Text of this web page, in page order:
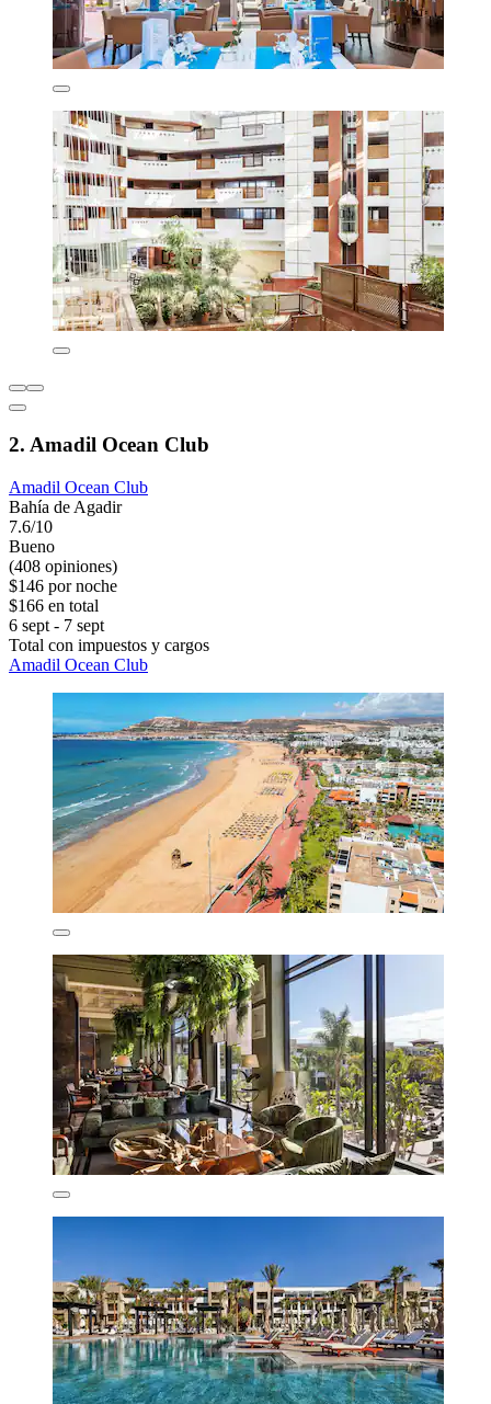
2. Amadil Ocean Club
Amadil Ocean Club
Bahía de Agadir
7.6/10
Bueno
(408 opiniones)
$146 por noche
$166 en total
6 sept - 7 sept
Total con impuestos y cargos
Amadil Ocean Club